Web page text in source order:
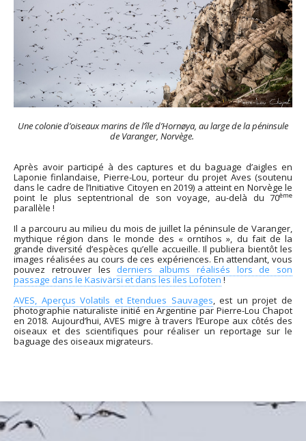
Une colonie d’oiseaux marins de l’île d’Hornøya, au large de la péninsule
de Varanger, Norvège.
Après avoir participé à des captures et du baguage d’aigles en
Laponie finlandaise, Pierre-Lou, porteur du projet Aves (soutenu
dans le cadre de l’Initiative Citoyen en 2019) a atteint en Norvège le
point le plus septentrional de son voyage, au-delà du 70ème
parallèle !
Il a parcouru au milieu du mois de juillet la péninsule de Varanger,
mythique région dans le monde des « orntihos », du fait de la
grande diversité d’espèces qu’elle accueille. Il publiera bientôt les
images réalisées au cours de ces expériences. En attendant, vous
pouvez retrouver les derniers albums réalisés lors de son
passage dans le Kasivärsi et dans les iles Lofoten!
AVES, Aperçus Volatils et Etendues Sauvages, est un projet de
photographie naturaliste initié en Argentine par Pierre-Lou Chapot
en 2018. Aujourd’hui, AVES migre à travers l’Europe aux côtés des
oiseaux et des scientifiques pour réaliser un reportage sur le
baguage des oiseaux migrateurs.